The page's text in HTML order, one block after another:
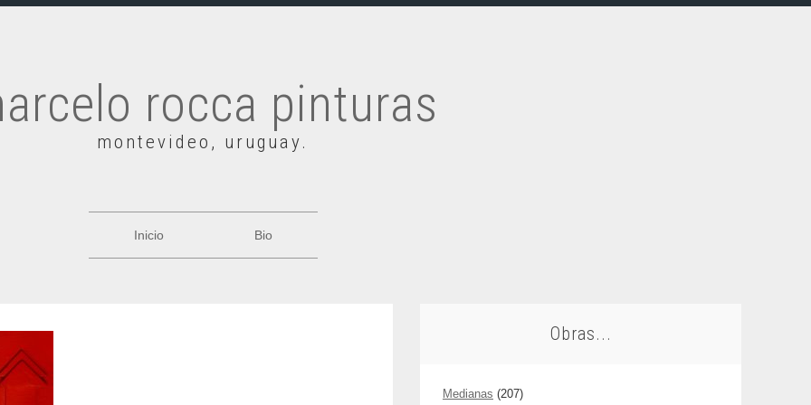
rocca pinturas
montevideo, uruguay.
Inicio Bio
Obras...
Medianas (207)